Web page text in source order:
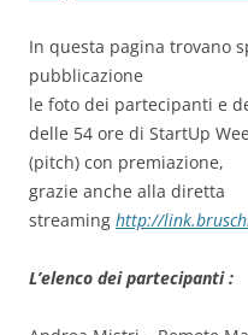
In questa pagina trovano
pubblicazione
le foto dei partecipanti e
delle 54 ore di StartUp
(pitch) con premiazione,
grazie anche alla diretta
streaming http://
L’elenco dei partecipanti :